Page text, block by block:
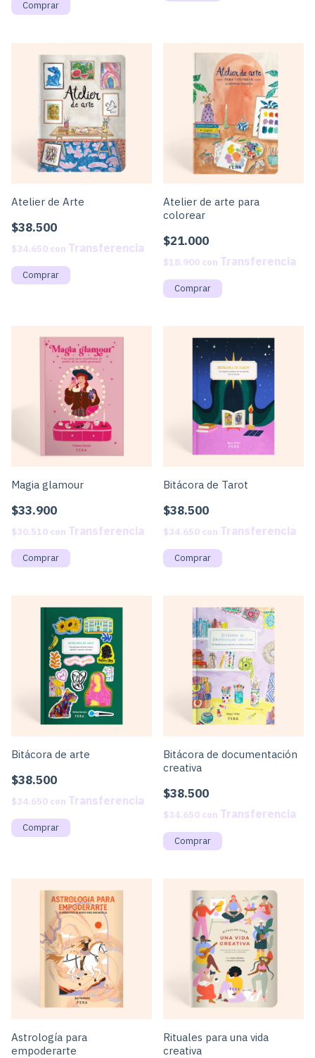
Atelier de Arte
$38.500
$34.650 con
Atelier de arte para
colorear
$21.000
$18.900 con
Magia glamour
$33.900
$30.510 con
Bitácora de Tarot
$38.500
$34.650 con
Bitácora de arte
$38.500
$34.650 con
Bitácora de documentación
creativa
$38.500
$34.650 con
Astrología para
empoderarte
Rituales para una vida
creativa